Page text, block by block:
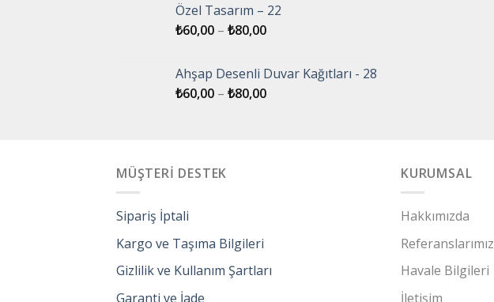
Özel Tasarım – 22
₺60,00 – ₺80,00
Ahşap Desenli Duvar Kağıtları - 28
₺60,00 – ₺80,00
MÜŞTERİ DESTEK
Sipariş İptali
Kargo ve Taşıma Bilgileri
Gizlilik ve Kullanım Şartları
Garanti ve İade
KURUMSAL
Hakkımızda
Referanslarımız
Havale Bilgileri
İletişim